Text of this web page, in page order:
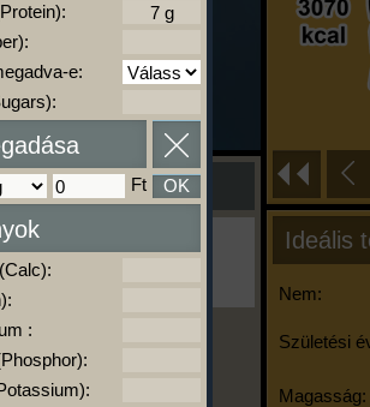
Ideális
Nem:
Születési
Magasság:
eszel/sportolsz többet,
Prémium funkció.
-
e:
Ft OK
: